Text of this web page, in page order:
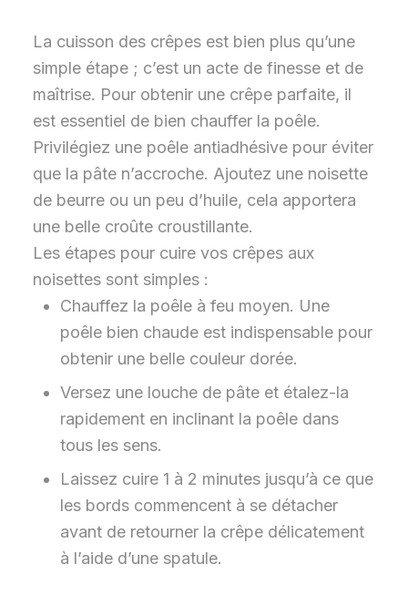
La cuisson des crêpes est bien plus qu’une
simple étape ; c’est un acte de finesse et de
maîtrise. Pour obtenir une crêpe parfaite, il
est essentiel de bien chauffer la poêle.
Privilégiez une poêle antiadhésive pour éviter
que la pâte n’accroche. Ajoutez une noisette
de beurre ou un peu d’huile, cela apportera
une belle croûte croustillante.
Les étapes pour cuire vos crêpes aux
noisettes sont simples :
Chauffez la poêle à feu moyen. Une
poêle bien chaude est indispensable pour
obtenir une belle couleur dorée.
Versez une louche de pâte et étalez-la
rapidement en inclinant la poêle dans
tous les sens.
Laissez cuire 1 à 2 minutes jusqu’à ce que
les bords commencent à se détacher
avant de retourner la crêpe délicatement
à l’aide d’une spatule.